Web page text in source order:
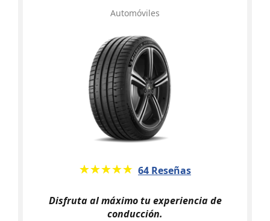
Automóviles
★★★★★
☆☆☆☆☆ 64 Reseñas
Disfruta al máximo tu experiencia de
conducción.